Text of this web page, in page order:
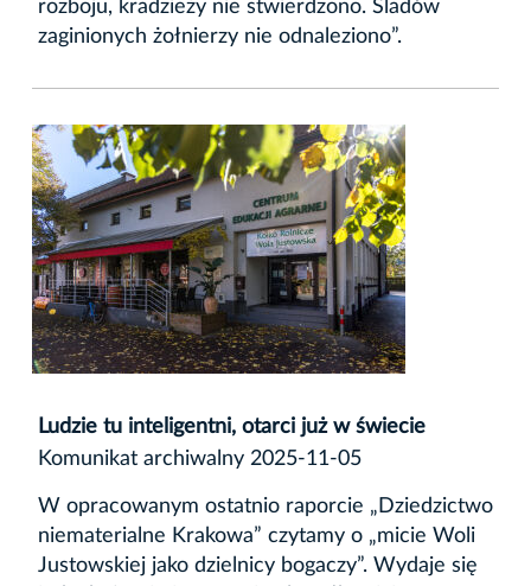
rozboju, kradzieży nie stwierdzono. Śladów
zaginionych żołnierzy nie odnaleziono”.
Ludzie tu inteligentni, otarci już w świecie
Komunikat archiwalny 2025-11-05
W opracowanym ostatnio raporcie „Dziedzictwo
niematerialne Krakowa” czytamy o „micie Woli
Justowskiej jako dzielnicy bogaczy”. Wydaje się